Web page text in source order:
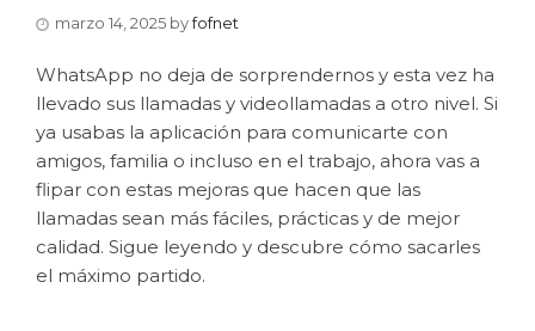
marzo 14, 2025 byfofnet
WhatsApp no deja de sorprendernos y esta vez ha
llevado sus llamadas y videollamadas a otro nivel. Si
ya usabas la aplicación para comunicarte con
amigos, familia o incluso en el trabajo, ahora vas a
flipar con estas mejoras que hacen que las
llamadas sean más fáciles, prácticas y de mejor
calidad. Sigue leyendo y descubre cómo sacarles
el máximo partido.